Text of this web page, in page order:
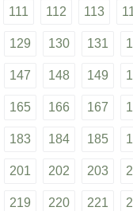
111 112 113
129 130 131
147 148 149
165 166 167
183 184 185
201 202 203
219 220 221